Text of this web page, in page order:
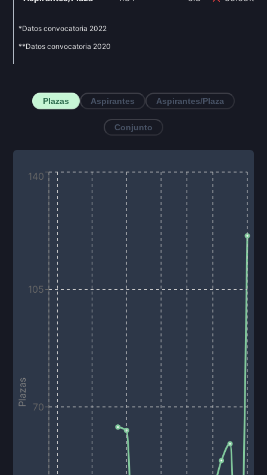
*Datos convocatoria 2022
**Datos convocatoria 2020
Plazas Aspirantes Aspirantes/Plaza
Conjunto
70
105
140
Plazas